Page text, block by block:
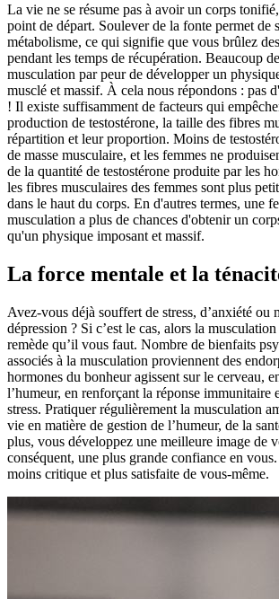
La vie ne se résume pas à avoir un corps
point de départ. Soulever de la fonte permet de
métabolisme, ce qui signifie que vous brûlez
pendant les temps de récupération. Beaucoup
musculation par peur de développer un
musclé et massif. À cela nous répondons : pas
! Il existe suffisamment de facteurs qui
production de testostérone, la taille des fibres
répartition et leur proportion. Moins de
de masse musculaire, et les femmes ne
de la quantité de testostérone produite par les
les fibres musculaires des femmes sont plus
dans le haut du corps. En d'autres termes, une
musculation a plus de chances d'obtenir un
qu'un physique imposant et massif.
La force mentale et la
Avez-vous déjà souffert de stress, d’anxiété ou
dépression ? Si c’est le cas, alors la
remède qu’il vous faut. Nombre de bienfaits
associés à la musculation proviennent des
hormones du bonheur agissent sur le cerveau,
l’humeur, en renforçant la réponse immunitaire
stress. Pratiquer régulièrement la musculation
vie en matière de gestion de l’humeur, de la
plus, vous développez une meilleure image de
conséquent, une plus grande confiance en
moins critique et plus satisfaite de vous-même.